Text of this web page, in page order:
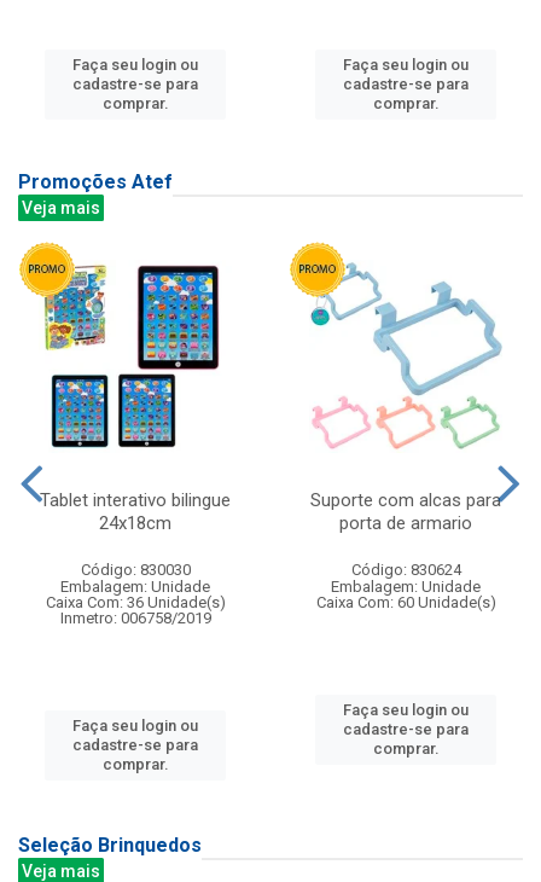
Faça seu login ou
cadastre-se para
comprar.
Faça seu login ou
cadastre-se para
comprar.
Promoções Atef
Veja mais
Tablet interativo bilingue
24x18cm
Código: 830030
Embalagem: Unidade
Caixa Com: 36 Unidade(s)
Inmetro: 006758/2019
Faça seu login ou
cadastre-se para
comprar.
Suporte com alcas para
porta de armario
Código: 830624
Embalagem: Unidade
Caixa Com: 60 Unidade(s)
Faça seu login ou
cadastre-se para
comprar.
Seleção Brinquedos
Veja mais